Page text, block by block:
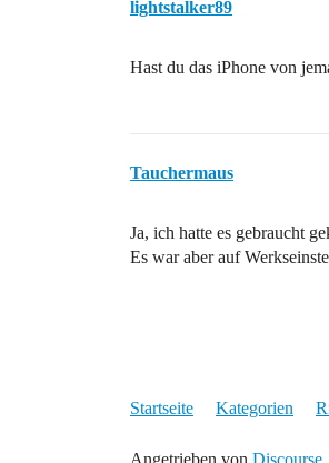
lightstalker89
Hast du das iPhone von
Tauchermaus
Ja, ich hatte es gebraucht
Es war aber auf
Startseite Kategorien
Angetrieben von Discourse